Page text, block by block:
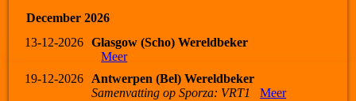
December 2026
13-12-2026
Glasgow (Scho) Wereldbeker
Meer
19-12-2026
Antwerpen (Bel) Wereldbeker
Samenvatting op Sporza: VRT1
Meer